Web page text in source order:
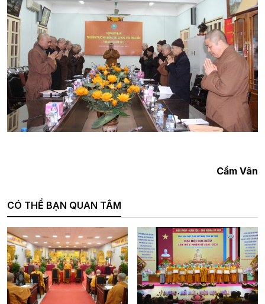
Cẩm Vân
CÓ THỂ BẠN QUAN TÂM